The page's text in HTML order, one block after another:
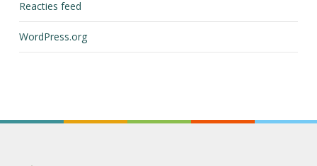
Reacties feed
WordPress.org